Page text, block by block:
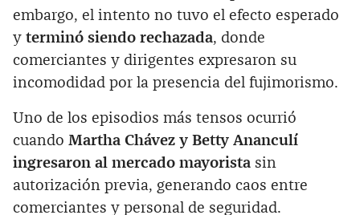
embargo, el intento no tuvo el efecto esperado
y terminó siendo rechazada, donde
comerciantes y dirigentes expresaron su
incomodidad por la presencia del fujimorismo.
Uno de los episodios más tensos ocurrió
cuando Martha Chávez y Betty Ananculí
ingresaron al mercado mayorista sin
autorización previa, generando caos entre
comerciantes y personal de seguridad.